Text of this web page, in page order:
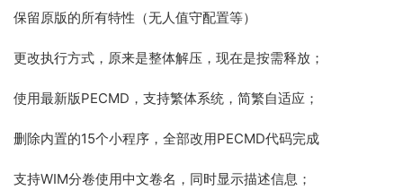
保留原版的所有特性（无人值守配置等）
更改执行方式，原来是整体解压，现在是按需释放；
使用最新版PECMD，支持繁体系统，简繁自适应；
删除内置的15个小程序，全部改用PECMD代码完成
支持WIM分卷使用中文卷名，同时显示描述信息；